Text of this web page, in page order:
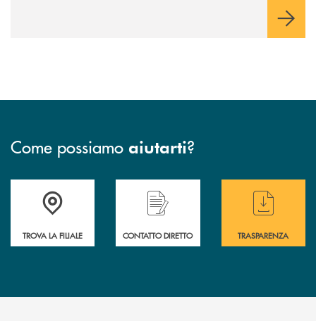
Come possiamo aiutarti?
Accedi all' elenco completo delle filiali
TROVA LA FILIALE
Hai bisogno di assistenza immediata ?
CONTATTO DIRETTO
Hai bisogno di
TRASPARENZA